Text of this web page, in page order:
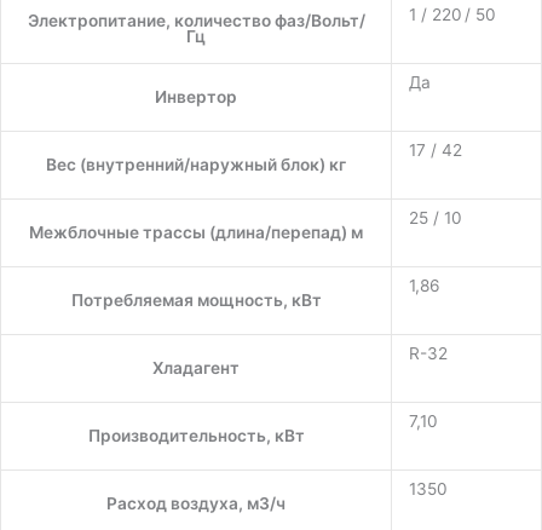
Электропитание, количество фаз/Вольт/
Гц
1 / 220 / 50
Инвертор
Да
Вес (внутренний/наружный блок) кг
17 / 42
Межблочные трассы (длина/перепад) м
25 / 10
Потребляемая мощность, кВт
1,86
Хладагент
R-32
Производительность, кВт
7,10
Расход воздуха, м3/ч
1350